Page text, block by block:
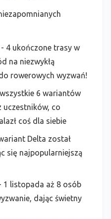
- 4 ukończone trasy w
na niezwykłą
rowerowych wyzwań!
6 wariantów
uczestników, co
coś dla siebie
Delta został
się najpopularniejszą
1 listopada aż 8 osób
dając świetny